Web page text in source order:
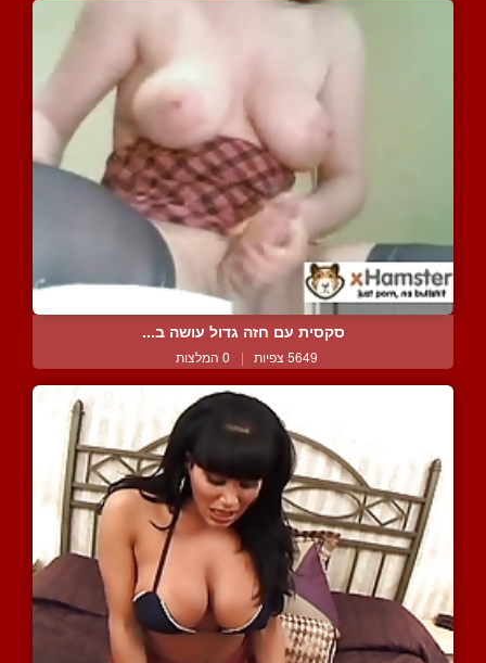
סקסית עם חזה גדול עושה ב...
5649 צפיות | 0 המלצות